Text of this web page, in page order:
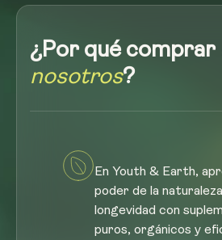
¿Por qué comprar
nosotros?
En Youth & Earth,
poder de la
longevidad con
puros, orgánicos y